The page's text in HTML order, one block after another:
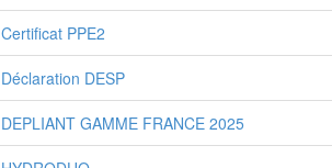
Certificat PPE2
Déclaration DESP
DEPLIANT GAMME FRANCE 2025